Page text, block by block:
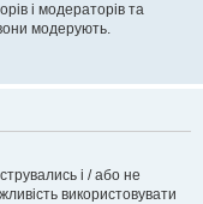
і модераторів та
модерують.
і / або не
використовувати